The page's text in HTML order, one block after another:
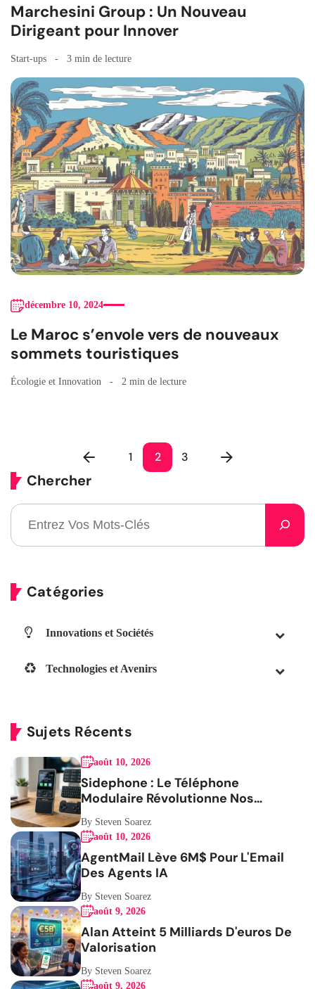
Marchesini Group : Un Nouveau
Dirigeant pour Innover
Start-ups 3 min de lecture
décembre 10, 2024
Le Maroc s’envole vers de nouveaux
sommets touristiques
Écologie et Innovation 2 min de lecture
1 2 3
Chercher
Catégories
Innovations et Sociétés
Technologies et Avenirs
Sujets Récents
août 10, 2026
Sidephone : Le Téléphone
Modulaire Révolutionne Nos
By Steven Soarez
août 10, 2026
AgentMail Lève 6M$ Pour L'Email
Des Agents IA
By Steven Soarez
août 9, 2026
Alan Atteint 5 Milliards D'euros De
Valorisation
By Steven Soarez
août 9, 2026